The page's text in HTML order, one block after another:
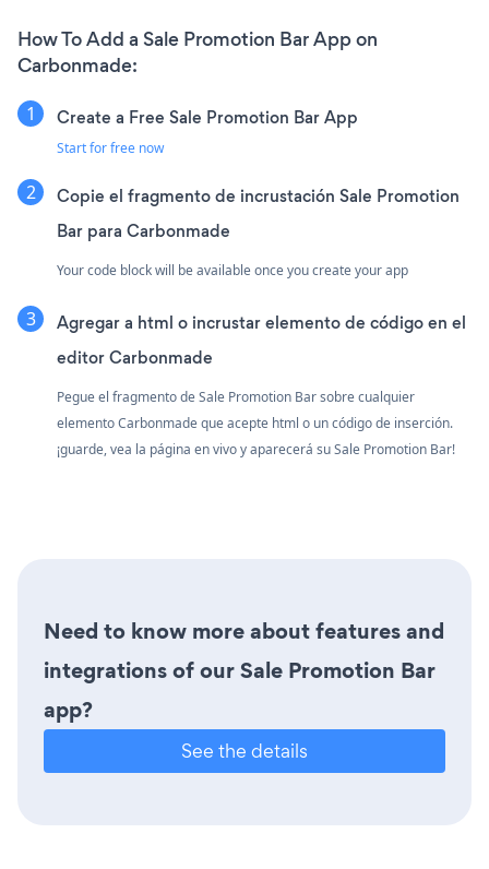
How To Add a Sale Promotion Bar App on
Carbonmade:
Create a Free Sale Promotion Bar App
Start for free now
Copie el fragmento de incrustación Sale Promotion
Bar para Carbonmade
Your code block will be available once you create your app
Agregar a html o incrustar elemento de código en el
editor Carbonmade
Pegue el fragmento de Sale Promotion Bar sobre cualquier
elemento Carbonmade que acepte html o un código de inserción.
¡guarde, vea la página en vivo y aparecerá su Sale Promotion Bar!
Need to know more about features and
integrations of our Sale Promotion Bar
app?
See the details